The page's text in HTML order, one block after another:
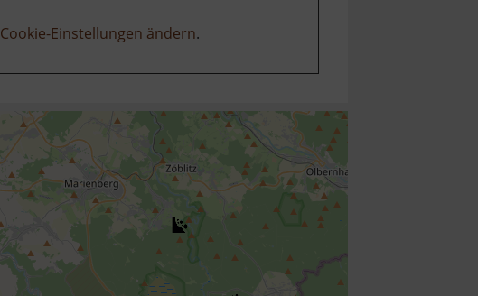
Cookie-Einstellungen ändern.